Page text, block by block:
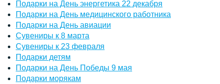
Подарки на День энергетика 22 декабря
Подарки на День медицинского работника
Подарки на День авиации
Сувениры к 8 марта
Сувениры к 23 февраля
Подарки детям
Подарки на День Победы 9 мая
Подарки морякам